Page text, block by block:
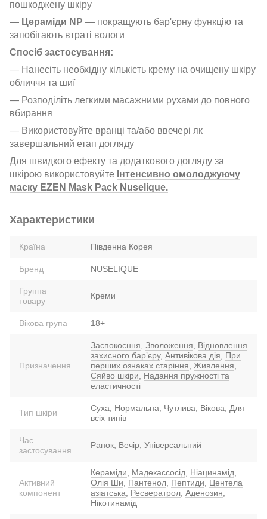
пошкоджену шкіру
— Цераміди NP — покращують бар'єрну функцію та
запобігають втраті вологи
Спосіб застосування:
— Нанесіть необхідну кількість крему на очищену шкіру
обличчя та шиї
— Розподіліть легкими масажними рухами до повного
вбирання
— Використовуйте вранці та/або ввечері як
завершальний етап догляду
Для швидкого ефекту та додаткового догляду за
шкірою використовуйте Інтенсивно омолоджуючу
маску EZEN Mask Pack Nuselique.
Характеристики
Країна Південна Корея
Бренд NUSELIQUE
Группа
товару
Креми
Вікова група 18+
Призначення
Заспокоєння Зволоження
Відновлення
захисного барʼєру, Антивікова дія
При
перших ознаках старіння
Живлення
Сяйво шкіри
Надання пружності та
еластичності
Тип шкіри
Суха, Нормальна, Чутлива, Вікова, Для
всіх типів
Час
застосування
Ранок, Вечір, Універсальний
Активний
компонент
Кераміди Мадекассосід Ніацинамід
Олія Ши
Пантенол Пептиди
Центела
азіатська
Ресвератрол Аденозин
Нікотинамід